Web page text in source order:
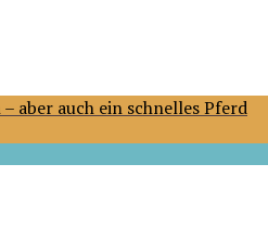
aber auch ein schnelles Pferd